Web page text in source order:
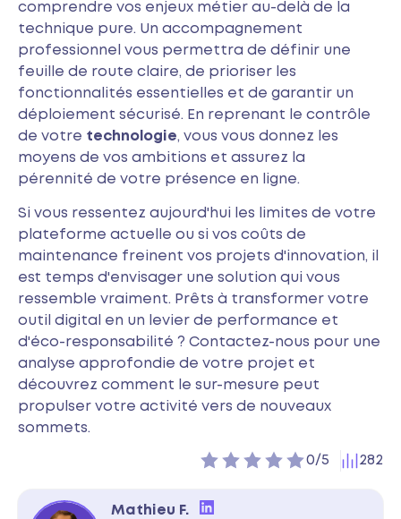
comprendre vos enjeux métier au-delà de la
technique pure. Un accompagnement
professionnel vous permettra de définir une
feuille de route claire, de prioriser les
fonctionnalités essentielles et de garantir un
déploiement sécurisé. En reprenant le contrôle
de votre technologie, vous vous donnez les
moyens de vos ambitions et assurez la
pérennité de votre présence en ligne.
Si vous ressentez aujourd'hui les limites de votre
plateforme actuelle ou si vos coûts de
maintenance freinent vos projets d'innovation, il
est temps d'envisager une solution qui vous
ressemble vraiment. Prêts à transformer votre
outil digital en un levier de performance et
d'éco-responsabilité ? Contactez-nous pour une
analyse approfondie de votre projet et
découvrez comment le sur-mesure peut
propulser votre activité vers de nouveaux
sommets.
0/5
-0vote(s) 282
Mathieu F.